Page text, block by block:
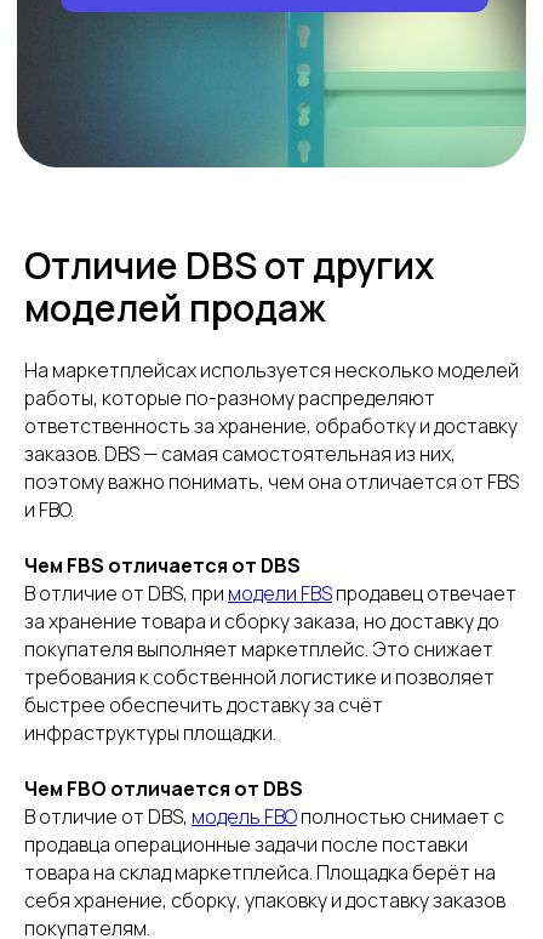
Отличие DBS от других
моделей продаж
На маркетплейсах используется несколько моделей
работы, которые по-разному распределяют
ответственность за хранение, обработку и доставку
заказов. DBS — самая самостоятельная из них,
поэтому важно понимать, чем она отличается от FBS
и FBO.
Чем FBS отличается от DBS
В отличие от DBS, при модели FBSпродавец отвечает
за хранение товара и сборку заказа, но доставку до
покупателя выполняет маркетплейс. Это снижает
требования к собственной логистике и позволяет
быстрее обеспечить доставку за счёт
инфраструктуры площадки.
Чем FBO отличается от DBS
В отличие от DBS, модель FBOполностью снимает с
продавца операционные задачи после поставки
товара на склад маркетплейса. Площадка берёт на
себя хранение, сборку, упаковку и доставку заказов
покупателям.